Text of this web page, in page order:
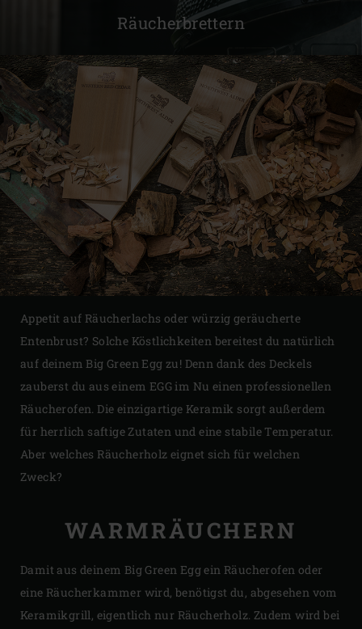
Räucherbrettern
Appetit auf Räucherlachs oder würzig geräucherte
Entenbrust? Solche Köstlichkeiten bereitest du natürlich
auf deinem Big Green Egg zu! Denn dank des Deckels
zauberst du aus einem EGG im Nu einen professionellen
Räucherofen. Die einzigartige Keramik sorgt außerdem
für herrlich saftige Zutaten und eine stabile Temperatur.
Aber welches Räucherholz eignet sich für welchen
Zweck?
WARMRÄUCHERN
Damit aus deinem Big Green Egg ein Räucherofen oder
eine Räucherkammer wird, benötigst du, abgesehen vom
Keramikgrill, eigentlich nur Räucherholz. Zudem wird bei